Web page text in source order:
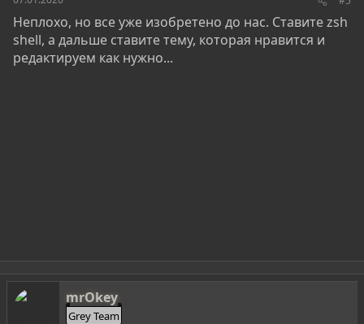
Неплохо, но все уже изобретено до нас. Ставите zsh
shell, а дальше ставите тему, которая нравится и
редактируем как нужно...
mrOkey
Grey Team